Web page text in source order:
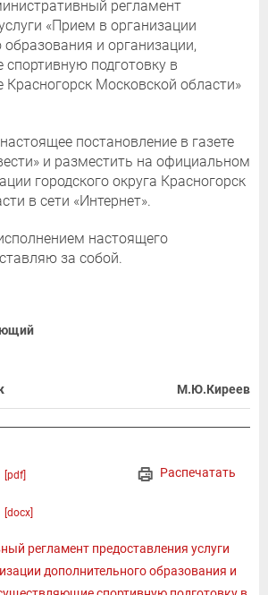
регламент
«Прием в организации
образования и организации,
подготовку в
Красногорск Московской области»
постановление в газете
и разместить на официальном
городского округа Красногорск
в сети «Интернет».
настоящего
за собой.
М.Ю.Киреев
Распечатать
[pdf]
[docx]
регламент предоставления услуги
дополнительного образования и